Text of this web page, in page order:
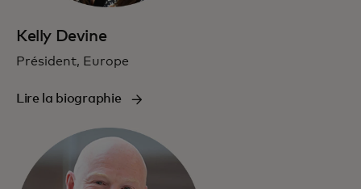
Kelly Devine
Président, Europe
Lire la biographie